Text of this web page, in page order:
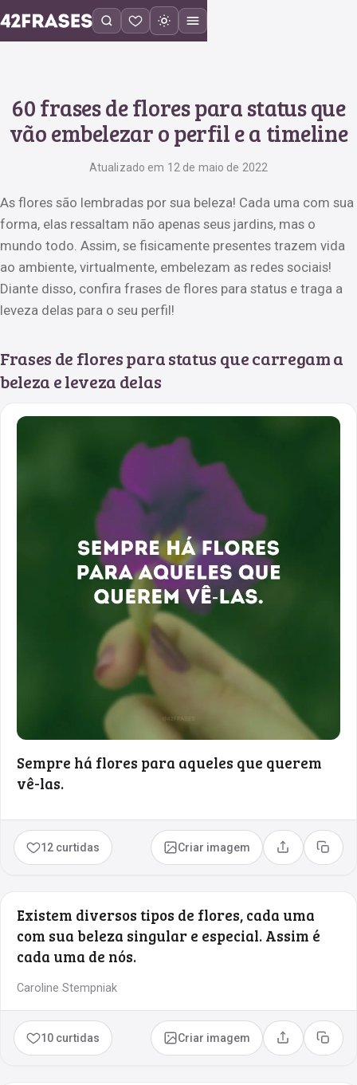
60 frases de flores para status que
vão embelezar o perfil e a timeline
Atualizado em 12 de maio de 2022
As flores são lembradas por sua beleza! Cada uma com sua
forma, elas ressaltam não apenas seus jardins, mas o
mundo todo. Assim, se fisicamente presentes trazem vida
ao ambiente, virtualmente, embelezam as redes sociais!
Diante disso, confira frases de flores para status e traga a
leveza delas para o seu perfil!
Frases de flores para status que carregam a
beleza e leveza delas
Sempre há flores para aqueles que querem
vê-las.
12 curtidas Criar imagem Compartilhar
Copiar
Existem diversos tipos de flores, cada uma
com sua beleza singular e especial. Assim é
cada uma de nós.
Caroline Stempniak
10 curtidas Criar imagem Compartilhar
Copiar